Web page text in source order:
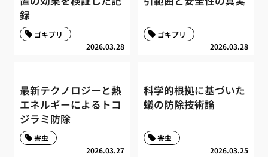
録
2026.03.28
ゴキブリ
2026.03.28
ゴキブリ
最新テクノロジーと熱
エネルギーによるトコ
ジラミ防除
2026.03.27
害虫
科学的根拠に基づいた
蟻の防除技術論
2026.03.25
害虫